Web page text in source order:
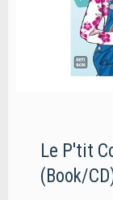
Le P'tit
(Book/